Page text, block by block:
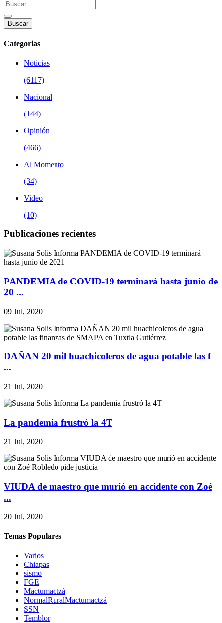
Buscar
Categorias
Noticias
(6117)
Nacional
(144)
Opinión
(466)
Al Momento
(34)
Video
(10)
Publicaciones recientes
PANDEMIA de COVID-19 terminará hasta junio de
20 ...
09 Jul, 2020
DAÑAN 20 mil huachicoleros de agua potable las f
...
21 Jul, 2020
La pandemia frustró la 4T
21 Jul, 2020
VIUDA de maestro que murió en accidente con Zoé
...
20 Jul, 2020
Temas Populares
Varios
Chiapas
sismo
FGE
Mactumactzá
NormalRuralMactumactzá
SSN
Temblor